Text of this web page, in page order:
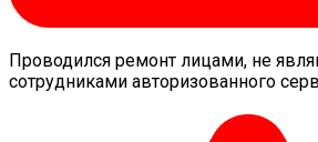
Проводился ремонт лицами, не
сотрудниками авторизованного